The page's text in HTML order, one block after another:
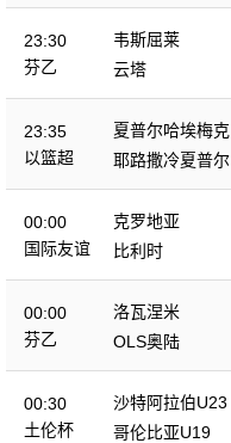
23:30
芬乙
韦斯屈莱
云塔
23:35
以篮超
夏普尔哈埃梅克
耶路撒冷夏普尔
00:00
国际友谊
克罗地亚
比利时
00:00
芬乙
洛瓦涅米
OLS奥陆
00:30
土伦杯
沙特阿拉伯U23
哥伦比亚U19